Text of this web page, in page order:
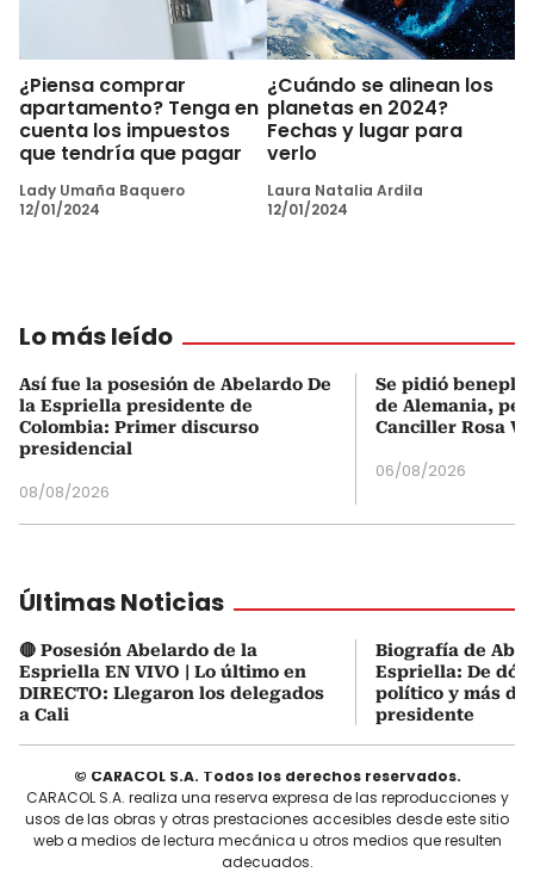
¿Piensa comprar
apartamento? Tenga en
cuenta los impuestos
que tendría que pagar
Lady Umaña Baquero
12/01/2024
¿Cuándo se alinean los
planetas en 2024?
Fechas y lugar para
verlo
Laura Natalia Ardila
12/01/2024
Lo más leído
Así fue la posesión de Abelardo De
la Espriella presidente de
Colombia: Primer discurso
presidencial
08/08/2026
Se pidió
de Alemania,
Canciller Rosa
06/08/2026
Últimas Noticias
🔴 Posesión Abelardo de la
Espriella EN VIVO | Lo último en
DIRECTO: Llegaron los delegados
a Cali
Biografía de
Espriella: De
político y más
presidente
© CARACOL S.A. Todos los derechos reservados.
CARACOL S.A. realiza una reserva expresa de las reproducciones y
usos de las obras y otras prestaciones accesibles desde este sitio
web a medios de lectura mecánica u otros medios que resulten
adecuados.